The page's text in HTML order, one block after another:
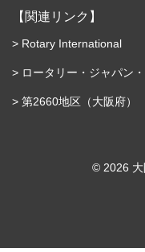
【関連リンク】
Rotary International
ロータリー・ジャパン
第2660地区（大阪府）
©︎ 2026 大